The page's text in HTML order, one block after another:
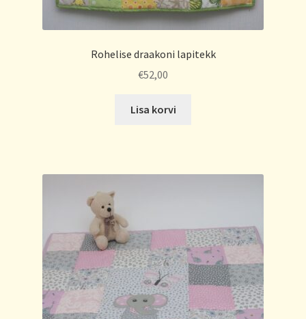
Rohelise draakoni lapitekk
€52,00
Lisa korvi